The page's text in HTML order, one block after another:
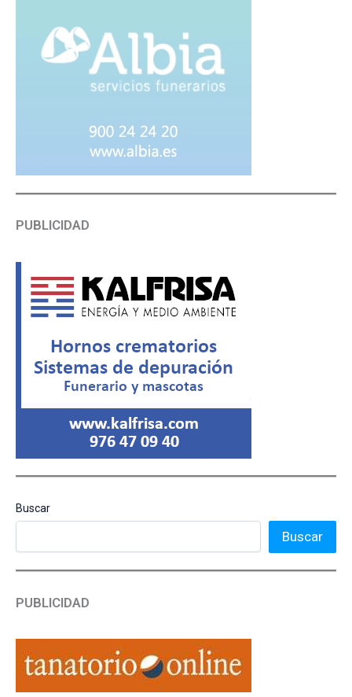
PUBLICIDAD
Buscar
Buscar
PUBLICIDAD